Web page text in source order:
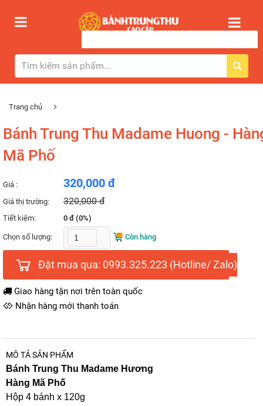
Trang chủ
Bánh Trung Thu Madame Huong -
Mã Phố
Giá : 320,000 đ
Giá thị trường: 320,000 đ
Tiết kiệm: 0 đ (0%)
Chọn số lượng: Còn hàng
Đặt mua qua: 0993.325.223 (Hotline/ Zalo)
Giao hàng tận nơi trên toàn quốc
Nhận hàng mới thanh toán
MÔ TẢ SẢN PHẨM
Bánh Trung Thu Madame Hương
Hàng Mã Phố
Hộp 4 bánh x 120g